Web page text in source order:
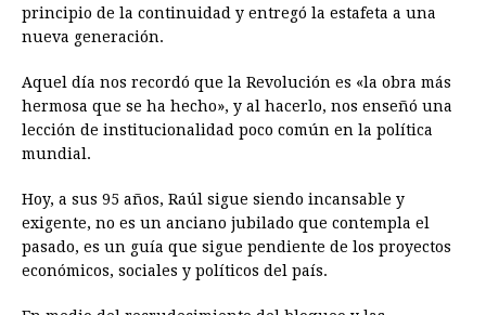
principio de la continuidad y entregó la estafeta a una
nueva generación.
Aquel día nos recordó que la Revolución es «la obra más
hermosa que se ha hecho», y al hacerlo, nos enseñó una
lección de institucionalidad poco común en la política
mundial.
Hoy, a sus 95 años, Raúl sigue siendo incansable y
exigente, no es un anciano jubilado que contempla el
pasado, es un guía que sigue pendiente de los proyectos
económicos, sociales y políticos del país.